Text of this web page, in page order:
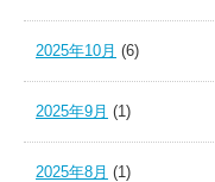
2025年10月 (6)
2025年9月 (1)
2025年8月 (1)